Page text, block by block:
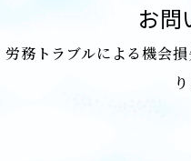
お問
労務トラブルによる機会